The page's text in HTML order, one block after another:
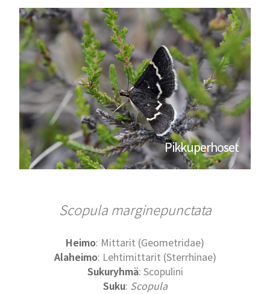
Pikkuperhoset
Scopula marginepunctata
Heimo: Mittarit (Geometridae)
Alaheimo: Lehtimittarit (Sterrhinae)
Sukuryhmä: Scopulini
Suku: Scopula